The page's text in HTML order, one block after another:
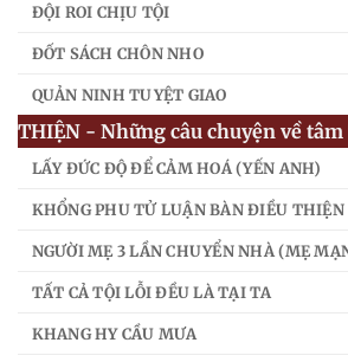
ĐỘI ROI CHỊU TỘI
ĐỐT SÁCH CHÔN NHO
QUẢN NINH TUYỆT GIAO
THIỆN - Những câu chuyện về
LẤY ĐỨC ĐỘ ĐỂ CẢM HOÁ (YẾN ANH)
KHỔNG PHU TỬ LUẬN BÀN ĐIỀU THIỆN
NGƯỜI MẸ 3 LẦN CHUYỂN NHÀ (MẸ
TẤT CẢ TỘI LỖI ĐỀU LÀ TẠI TA
KHANG HY CẦU MƯA